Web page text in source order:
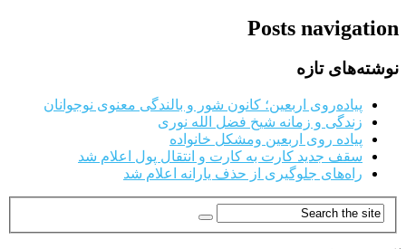
Posts navigation
نوشته‌های تازه
پیاده‌روی اربعین؛ کانون شور و بالندگی معنوی نوجوانان
زندگی و زمانه شیخ فضل الله نوری
پیاده روی اربعین ومشکل خانواده
سقف جدید کارت به کارت و انتقال پول اعلام شد
راه‌های جلوگیری از حذف یارانه اعلام شد